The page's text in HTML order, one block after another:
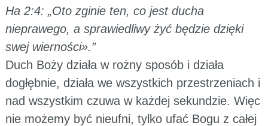
Ha 2:4: „Oto zginie ten, co jest ducha
nieprawego, a sprawiedliwy żyć będzie dzięki
swej wierności».”
Duch Boży działa w rożny sposób i działa
dogłębnie, działa we wszystkich przestrzeniach i
nad wszystkim czuwa w każdej sekundzie. Więc
nie możemy być nieufni, tylko ufać Bogu z całej